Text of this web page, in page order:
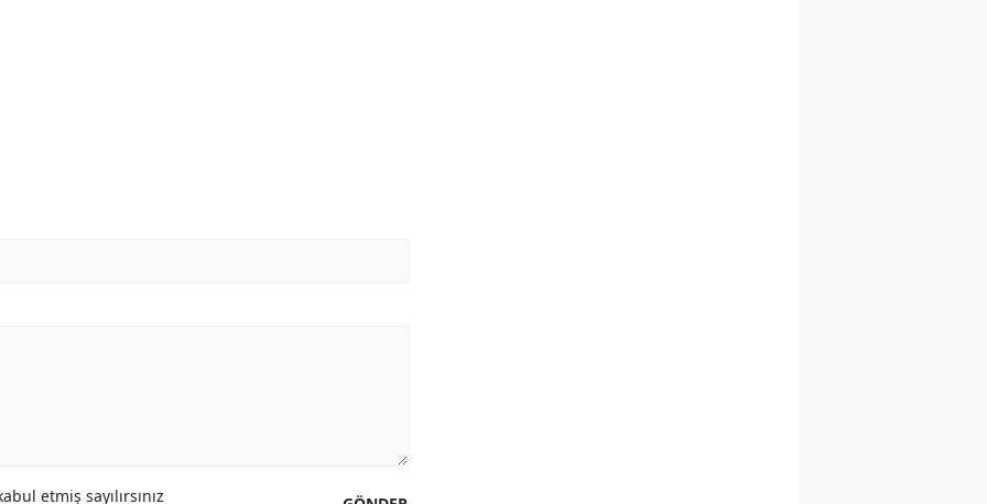
etmiş sayılırsınız